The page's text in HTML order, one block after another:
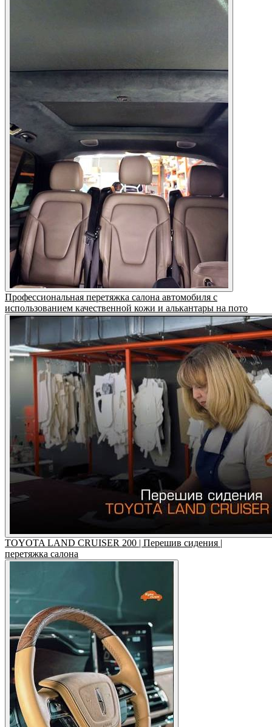
Профессиональная перетяжка салона автомобиля с
использованием качественной кожи и алькантары на пото
TOYOTA LAND CRUISER 200 | Перешив сидения |
перетяжка салона